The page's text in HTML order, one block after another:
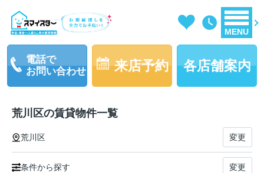
MENU
電話で
お問い合わせ
来店予約 各店舗案内
荒川区の賃貸物件一覧
荒川区 変更
条件から探す 変更